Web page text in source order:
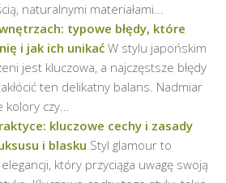
naturalnymi materiałami...
typowe błędy, które
i jak ich unikać W stylu japońskim
jest kluczowa, a najczęstsze błędy
ten delikatny balans. Nadmiar
kolory czy...
kluczowe cechy i zasady
i blasku Styl glamour to
który przyciąga uwagę swoją